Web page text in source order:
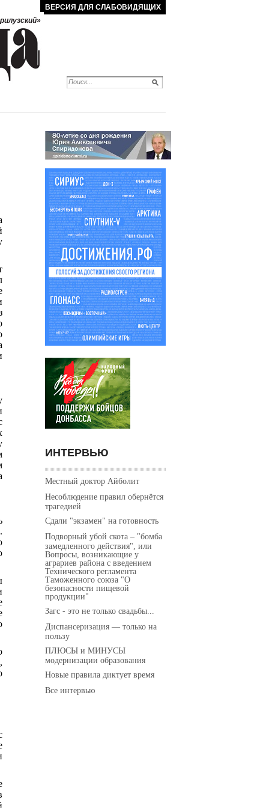
ВЕРСИЯ ДЛЯ СЛАБОВИДЯЩИХ
ИНТЕРВЬЮ
Местный доктор Айболит
Несоблюдение правил обернётся
трагедией
Сдали "экзамен" на готовность
Подворный убой скота – "бомба
замедленного действия", или
Вопросы, возникающие у
аграриев района с введением
Технического регламента
Таможенного союза "О
безопасности пищевой
продукции"
Загс - это не только свадьбы...
Диспансеризация — только на
пользу
ПЛЮСЫ и МИНУСЫ
модернизации образования
Новые правила диктует время
Все интервью